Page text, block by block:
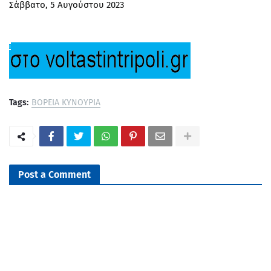
Σάββατο, 5 Αυγούστου 2023
Tags: ΒΟΡΕΙΑ ΚΥΝΟΥΡΙΑ
Post a Comment